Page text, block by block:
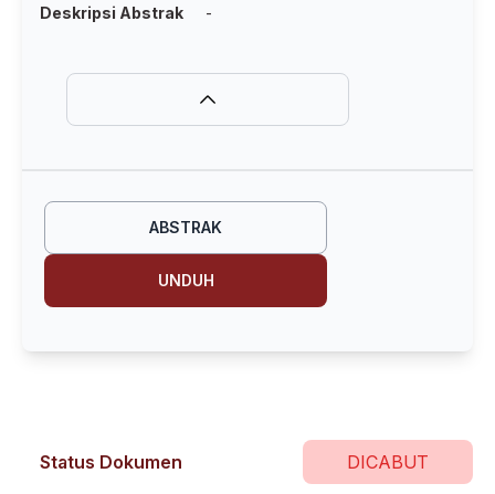
Deskripsi Abstrak -
ABSTRAK
UNDUH
Status Dokumen DICABUT